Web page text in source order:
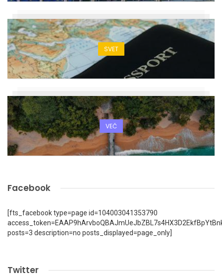
SVET
VEČ
Facebook
[fts_facebook type=page id=104003041353790
posts=3 description=no posts_displayed=page_only]
Twitter